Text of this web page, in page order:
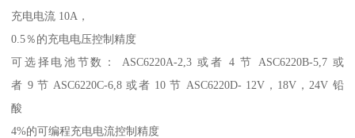
充电电流 10A，
0.5％的充电电压控制精度
可选择电池节数： ASC6220A-2,3 或者 4 节 ASC6220B-5,7 或
者 9 节 ASC6220C-6,8 或者 10 节 ASC6220D- 12V，18V，24V 铅
酸
4%的可编程充电电流控制精度